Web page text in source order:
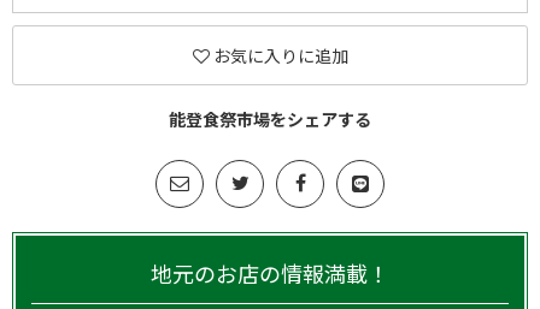
お気に入りに追加
能登食祭市場をシェアする
地元のお店の情報満載！